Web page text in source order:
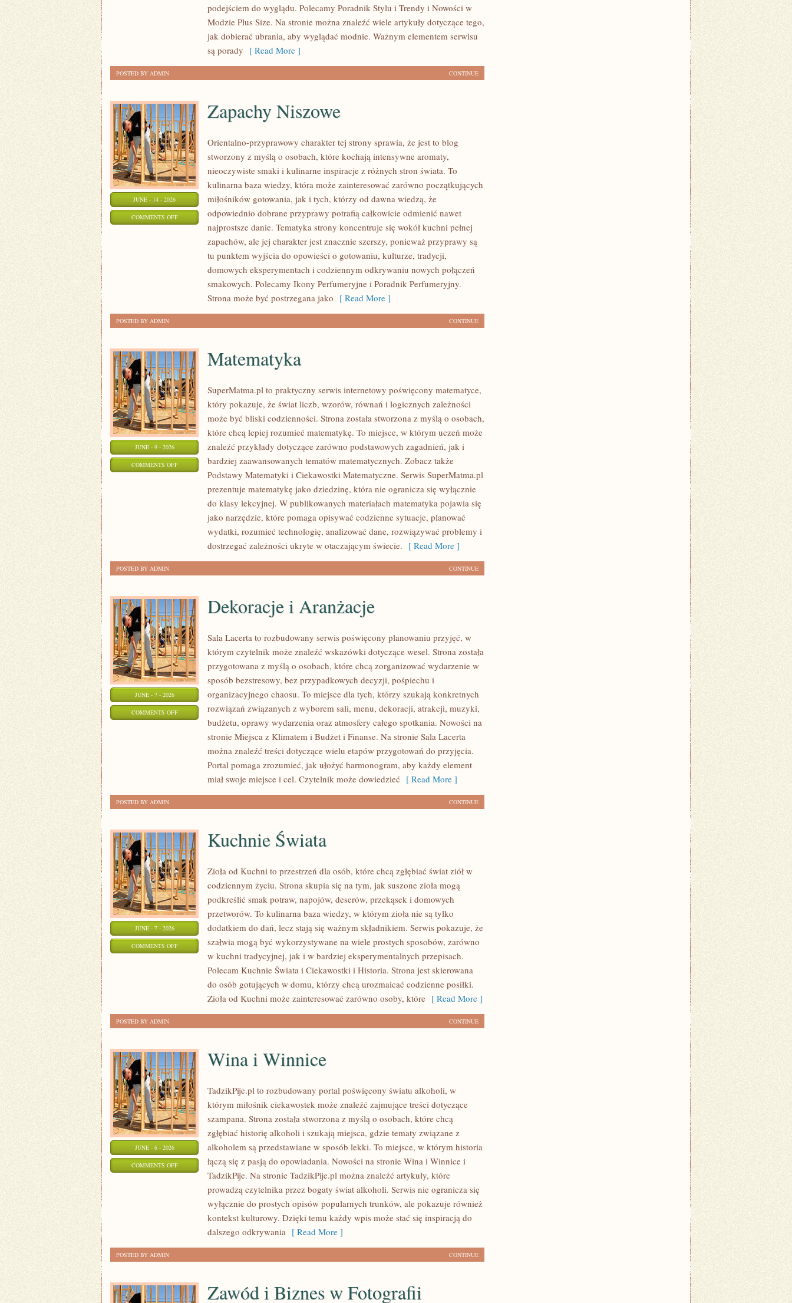
podejściem do wyglądu. Polecamy Poradnik Stylu i Trendy i Nowości w
Modzie Plus Size. Na stronie można znaleźć wiele artykuły dotyczące tego,
jak dobierać ubrania, aby wyglądać modnie. Ważnym elementem serwisu
są porady [ Read More ]
CONTINUE
POSTED BY ADMIN
JUNE - 14 - 2026
COMMENTS OFFON
Zapachy Niszowe
Orientalno-przyprawowy charakter tej strony sprawia, że jest to blog
stworzony z myślą o osobach, które kochają intensywne aromaty,
nieoczywiste smaki i kulinarne inspiracje z różnych stron świata. To
kulinarna baza wiedzy, która może zainteresować zarówno początkujących
miłośników gotowania, jak i tych, którzy od dawna wiedzą, że
odpowiednio dobrane przyprawy potrafią całkowicie odmienić nawet
najprostsze danie. Tematyka strony koncentruje się wokół kuchni pełnej
zapachów, ale jej charakter jest znacznie szerszy, ponieważ przyprawy są
tu punktem wyjścia do opowieści o gotowaniu, kulturze, tradycji,
domowych eksperymentach i codziennym odkrywaniu nowych połączeń
smakowych. Polecamy Ikony Perfumeryjne i Poradnik Perfumeryjny.
Strona może być postrzegana jako [ Read More ]
CONTINUE
POSTED BY ADMIN
JUNE - 9 - 2026
COMMENTS OFFON
MATEMATYKA
Matematyka
SuperMatma.pl to praktyczny serwis internetowy poświęcony matematyce,
który pokazuje, że świat liczb, wzorów, równań i logicznych zależności
może być bliski codzienności. Strona została stworzona z myślą o osobach,
które chcą lepiej rozumieć matematykę. To miejsce, w którym uczeń może
znaleźć przykłady dotyczące zarówno podstawowych zagadnień, jak i
bardziej zaawansowanych tematów matematycznych. Zobacz także
Podstawy Matematyki i Ciekawostki Matematyczne. Serwis SuperMatma.pl
prezentuje matematykę jako dziedzinę, która nie ogranicza się wyłącznie
do klasy lekcyjnej. W publikowanych materiałach matematyka pojawia się
jako narzędzie, które pomaga opisywać codzienne sytuacje, planować
wydatki, rozumieć technologię, analizować dane, rozwiązywać problemy i
dostrzegać zależności ukryte w otaczającym świecie. [ Read More ]
CONTINUE
POSTED BY ADMIN
JUNE - 7 - 2026
COMMENTS OFFON
DEKORACJE
ARANŻACJE
Dekoracje i Aranżacje
Sala Lacerta to rozbudowany serwis poświęcony planowaniu przyjęć, w
którym czytelnik może znaleźć wskazówki dotyczące wesel. Strona została
przygotowana z myślą o osobach, które chcą zorganizować wydarzenie w
sposób bezstresowy, bez przypadkowych decyzji, pośpiechu i
organizacyjnego chaosu. To miejsce dla tych, którzy szukają konkretnych
rozwiązań związanych z wyborem sali, menu, dekoracji, atrakcji, muzyki,
budżetu, oprawy wydarzenia oraz atmosfery całego spotkania. Nowości na
stronie Miejsca z Klimatem i Budżet i Finanse. Na stronie Sala Lacerta
można znaleźć treści dotyczące wielu etapów przygotowań do przyjęcia.
Portal pomaga zrozumieć, jak ułożyć harmonogram, aby każdy element
miał swoje miejsce i cel. Czytelnik może dowiedzieć [ Read More ]
CONTINUE
POSTED BY ADMIN
JUNE - 7 - 2026
COMMENTS OFFON
Kuchnie Świata
Zioła od Kuchni to przestrzeń dla osób, które chcą zgłębiać świat ziół w
codziennym życiu. Strona skupia się na tym, jak suszone zioła mogą
podkreślić smak potraw, napojów, deserów, przekąsek i domowych
przetworów. To kulinarna baza wiedzy, w którym zioła nie są tylko
dodatkiem do dań, lecz stają się ważnym składnikiem. Serwis pokazuje, że
szałwia mogą być wykorzystywane na wiele prostych sposobów, zarówno
w kuchni tradycyjnej, jak i w bardziej eksperymentalnych przepisach.
Polecam Kuchnie Świata i Ciekawostki i Historia. Strona jest skierowana
do osób gotujących w domu, którzy chcą urozmaicać codzienne posiłki.
Zioła od Kuchni może zainteresować zarówno osoby, które [ Read More ]
CONTINUE
POSTED BY ADMIN
JUNE - 6 - 2026
COMMENTS OFFON
Wina i Winnice
TadzikPije.pl to rozbudowany portal poświęcony światu alkoholi, w
którym miłośnik ciekawostek może znaleźć zajmujące treści dotyczące
szampana. Strona została stworzona z myślą o osobach, które chcą
zgłębiać historię alkoholi i szukają miejsca, gdzie tematy związane z
alkoholem są przedstawiane w sposób lekki. To miejsce, w którym historia
łączą się z pasją do opowiadania. Nowości na stronie Wina i Winnice i
TadzikPije. Na stronie TadzikPije.pl można znaleźć artykuły, które
prowadzą czytelnika przez bogaty świat alkoholi. Serwis nie ogranicza się
wyłącznie do prostych opisów popularnych trunków, ale pokazuje również
kontekst kulturowy. Dzięki temu każdy wpis może stać się inspiracją do
dalszego odkrywania [ Read More ]
CONTINUE
POSTED BY ADMIN
Zawód i Biznes w Fotografii